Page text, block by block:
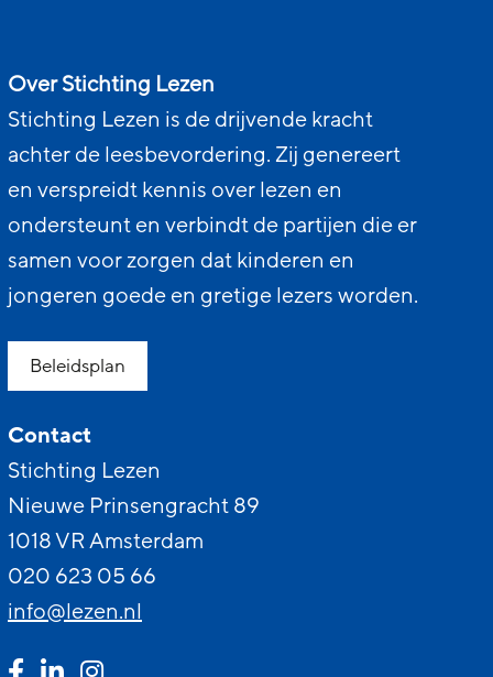
Over Stichting Lezen
Stichting Lezen is de drijvende kracht
achter de leesbevordering. Zij genereert
en verspreidt kennis over lezen en
ondersteunt en verbindt de partijen die er
samen voor zorgen dat kinderen en
jongeren goede en gretige lezers worden.
Beleidsplan
Contact
Stichting Lezen
Nieuwe Prinsengracht 89
1018 VR Amsterdam
020 623 05 66
info@lezen.nl